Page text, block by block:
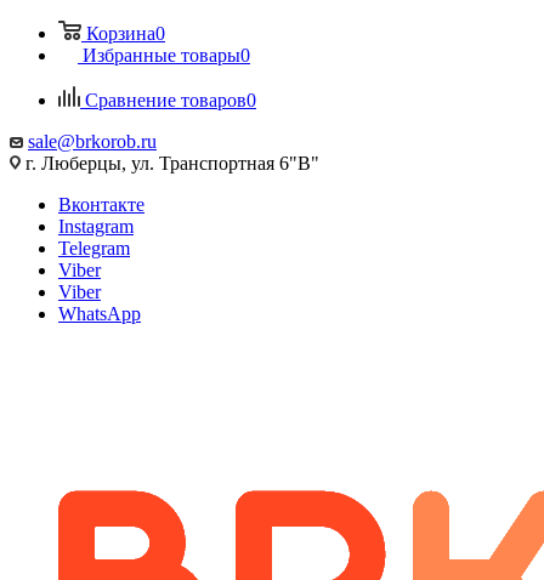
Корзина0
Избранные товары0
Сравнение товаров0
sale@brkorob.ru
г. Люберцы, ул. Транспортная 6"В"
Вконтакте
Instagram
Telegram
Viber
Viber
WhatsApp